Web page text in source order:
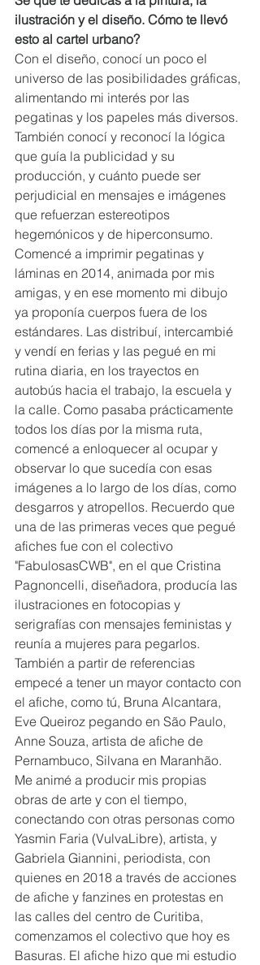
ilustración y el diseño. Cómo te llevó
esto al cartel urbano?
Con el diseño, conocí un poco el
universo de las posibilidades gráficas,
alimentando mi interés por las
pegatinas y los papeles más diversos.
También conocí y reconocí la lógica
que guía la publicidad y su
producción, y cuánto puede ser
perjudicial en mensajes e imágenes
que refuerzan estereotipos
hegemónicos y de hiperconsumo.
Comencé a imprimir pegatinas y
láminas en 2014, animada por mis
amigas, y en ese momento mi dibujo
ya proponía cuerpos fuera de los
estándares. Las distribuí, intercambié
y vendí en ferias y las pegué en mi
rutina diaria, en los trayectos en
autobús hacia el trabajo, la escuela y
la calle. Como pasaba prácticamente
todos los días por la misma ruta,
comencé a enloquecer al ocupar y
observar lo que sucedía con esas
imágenes a lo largo de los días, como
desgarros y atropellos. Recuerdo que
una de las primeras veces que pegué
afiches fue con el colectivo
"FabulosasCWB", en el que Cristina
Pagnoncelli, diseñadora, producía las
ilustraciones en fotocopias y
serigrafías con mensajes feministas y
reunía a mujeres para pegarlos.
También a partir de referencias
empecé a tener un mayor contacto con
el afiche, como tú, Bruna Alcantara,
Eve Queiroz pegando en São Paulo,
Anne Souza, artista de afiche de
Pernambuco, Silvana en Maranhão.
Me animé a producir mis propias
obras de arte y con el tiempo,
conectando con otras personas como
Yasmin Faria (VulvaLibre), artista, y
Gabriela Giannini, periodista, con
quienes en 2018 a través de acciones
de afiche y fanzines en protestas en
las calles del centro de Curitiba,
comenzamos el colectivo que hoy es
Basuras. El afiche hizo que mi estudio